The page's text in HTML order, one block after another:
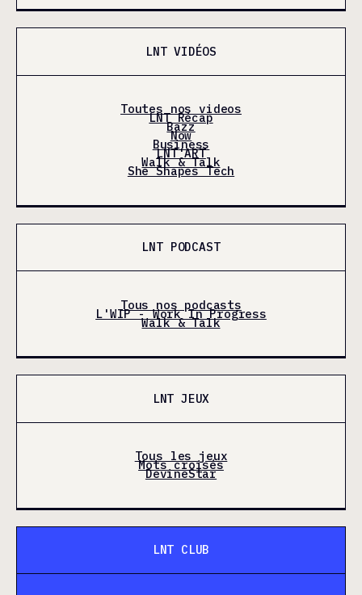
LNT VIDÉOS
Toutes nos videos
LNT Récap
Bazz
Now
Business
LNT'ART
Walk & Talk
She Shapes Tech
LNT PODCAST
Tous nos podcasts
L'WIP - Work In Progress
Walk & Talk
LNT JEUX
Tous les jeux
Mots croisés
DevineStar
LNT CLUB